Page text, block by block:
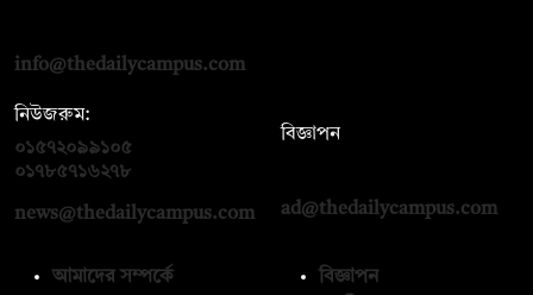
info@thedailycampus.com
নিউজরুম:
০১৫৭২০৯৯১০৫
০১৭৮৫৭১৬২৭৮
news@thedailycampus.com
বিজ্ঞাপন
ad@thedailycampus.com
আমাদের সম্পর্কে
বিজ্ঞাপন